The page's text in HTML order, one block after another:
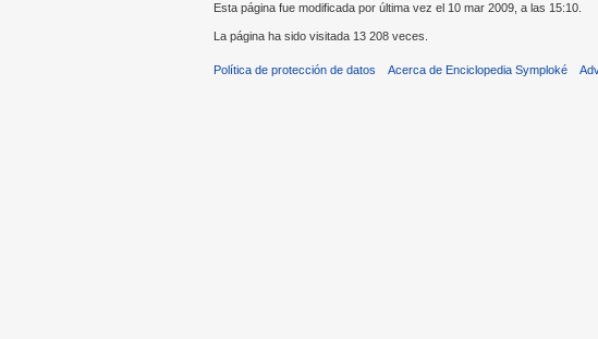
Esta página fue modificada por última vez el 10 mar 2009, a las 15:10.
La página ha sido visitada 13 208 veces.
Política de protección de datos Acerca de Enciclopedia Symploké